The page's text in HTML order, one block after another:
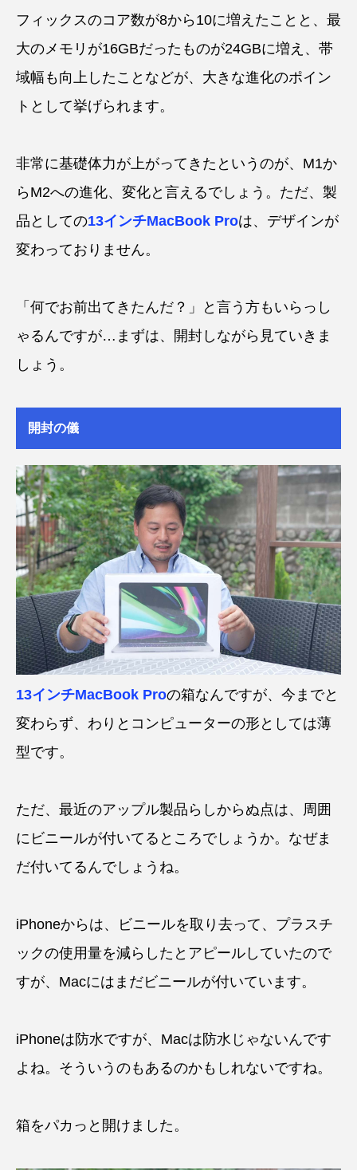
フィックスのコア数が8から10に増えたことと、最
大のメモリが16GBだったものが24GBに増え、帯
域幅も向上したことなどが、大きな進化のポイン
トとして挙げられます。
非常に基礎体力が上がってきたというのが、M1か
らM2への進化、変化と言えるでしょう。ただ、製
品としての13インチMacBook Proは、デザインが
変わっておりません。
「何でお前出てきたんだ？」と言う方もいらっし
ゃるんですが…まずは、開封しながら見ていきま
しょう。
開封の儀
13インチMacBook Proの箱なんですが、今までと
変わらず、わりとコンピューターの形としては薄
型です。
ただ、最近のアップル製品らしからぬ点は、周囲
にビニールが付いてるところでしょうか。なぜま
だ付いてるんでしょうね。
iPhoneからは、ビニールを取り去って、プラスチ
ックの使用量を減らしたとアピールしていたので
すが、Macにはまだビニールが付いています。
iPhoneは防水ですが、Macは防水じゃないんです
よね。そういうのもあるのかもしれないですね。
箱をパカっと開けました。